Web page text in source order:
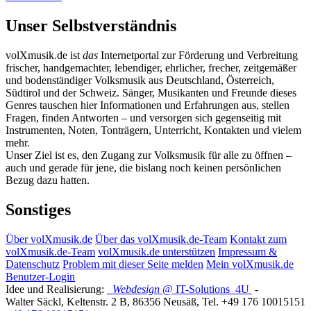
Unser Selbstverständnis
volXmusik.de ist das Internetportal zur Förderung und Verbreitung
frischer, handgemachter, lebendiger, ehrlicher, frecher, zeitgemäßer
und bodenständiger Volksmusik aus Deutschland, Österreich,
Südtirol und der Schweiz. Sänger, Musikanten und Freunde dieses
Genres tauschen hier Informationen und Erfahrungen aus, stellen
Fragen, finden Antworten – und versorgen sich gegenseitig mit
Instrumenten, Noten, Tonträgern, Unterricht, Kontakten und vielem
mehr.
Unser Ziel ist es, den Zugang zur Volksmusik für alle zu öffnen –
auch und gerade für jene, die bislang noch keinen persönlichen
Bezug dazu hatten.
Sonstiges
Über volXmusik.de Über das volXmusik.de-Team Kontakt zum
volXmusik.de-Team volXmusik.de unterstützen Impressum &
Datenschutz Problem mit dieser Seite melden Mein volXmusik.de
Benutzer-Login
Idee und Realisierung:
Webdesign @ IT-Solutions 4U -
Walter Säckl, Keltenstr. 2 B, 86356 Neusäß, Tel. +49 176 10015151